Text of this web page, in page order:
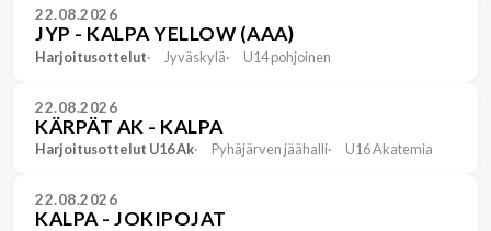
22.08.2026
JYP - KALPA YELLOW (AAA)
Harjoitusottelut Jyväskylä U14 pohjoinen
22.08.2026
KÄRPÄT AK - KALPA
Harjoitusottelut U16 Ak Pyhäjärven jäähalli U16 Akatemia
22.08.2026
KALPA - JOKIPOJAT